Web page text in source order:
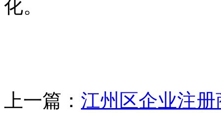
化。
上一篇： 江州区企业注